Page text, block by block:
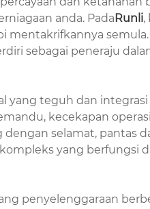
anda. PadaRunli,
sebagai peneraju
yang teguh dan
kecekapan
selamat, pantas
yang berfungsi
penyelenggaraan